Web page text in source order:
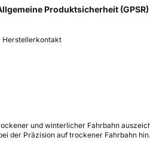
Produktsicherheit (GPSR)
Herstellerkontakt
und winterlicher Fahrbahn
der Präzision auf trockener Fahrbahn